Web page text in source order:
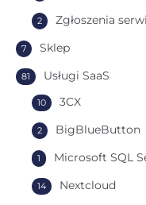
Zgłoszenia
2
Sklep
7
Usługi SaaS
81
3CX
10
BigBlueButton
2
Microsoft SQL
1
Nextcloud
14